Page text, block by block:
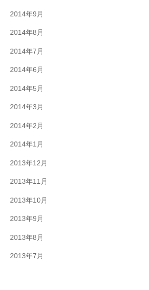
2014年9月
2014年8月
2014年7月
2014年6月
2014年5月
2014年3月
2014年2月
2014年1月
2013年12月
2013年11月
2013年10月
2013年9月
2013年8月
2013年7月